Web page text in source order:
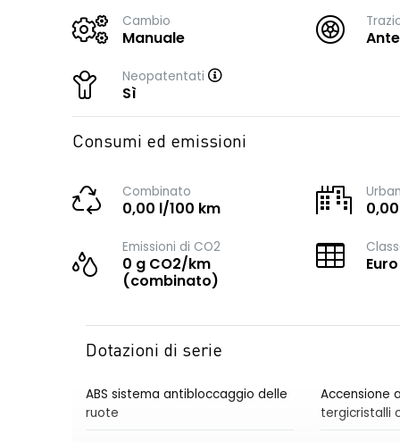
Cambio
Manuale
Neopatentati
Sì
Consumi ed emissioni
Combinato
0,00 l/100 km
Emissioni di CO2
0 g CO2/km
(combinato)
Dotazioni di serie
ABS sistema antibloccaggio delle
ruote
Accensione
tergicristalli